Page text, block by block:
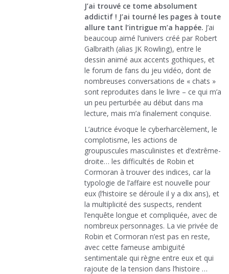
J’ai trouvé ce tome absolument
addictif ! J’ai tourné les pages à toute
allure tant l’intrigue m’a happée. J’ai
beaucoup aimé l’univers créé par Robert
Galbraith (alias JK Rowling), entre le
dessin animé aux accents gothiques, et
le forum de fans du jeu vidéo, dont de
nombreuses conversations de « chats »
sont reproduites dans le livre – ce qui m’a
un peu perturbée au début dans ma
lecture, mais m’a finalement conquise.
L’autrice évoque le cyberharcèlement, le
complotisme, les actions de
groupuscules masculinistes et d’extrême-
droite… les difficultés de Robin et
Cormoran à trouver des indices, car la
typologie de l’affaire est nouvelle pour
eux (l’histoire se déroule il y a dix ans), et
la multiplicité des suspects, rendent
l’enquête longue et compliquée, avec de
nombreux personnages. La vie privée de
Robin et Cormoran n’est pas en reste,
avec cette fameuse ambiguïté
sentimentale qui règne entre eux et qui
rajoute de la tension dans l’histoire …